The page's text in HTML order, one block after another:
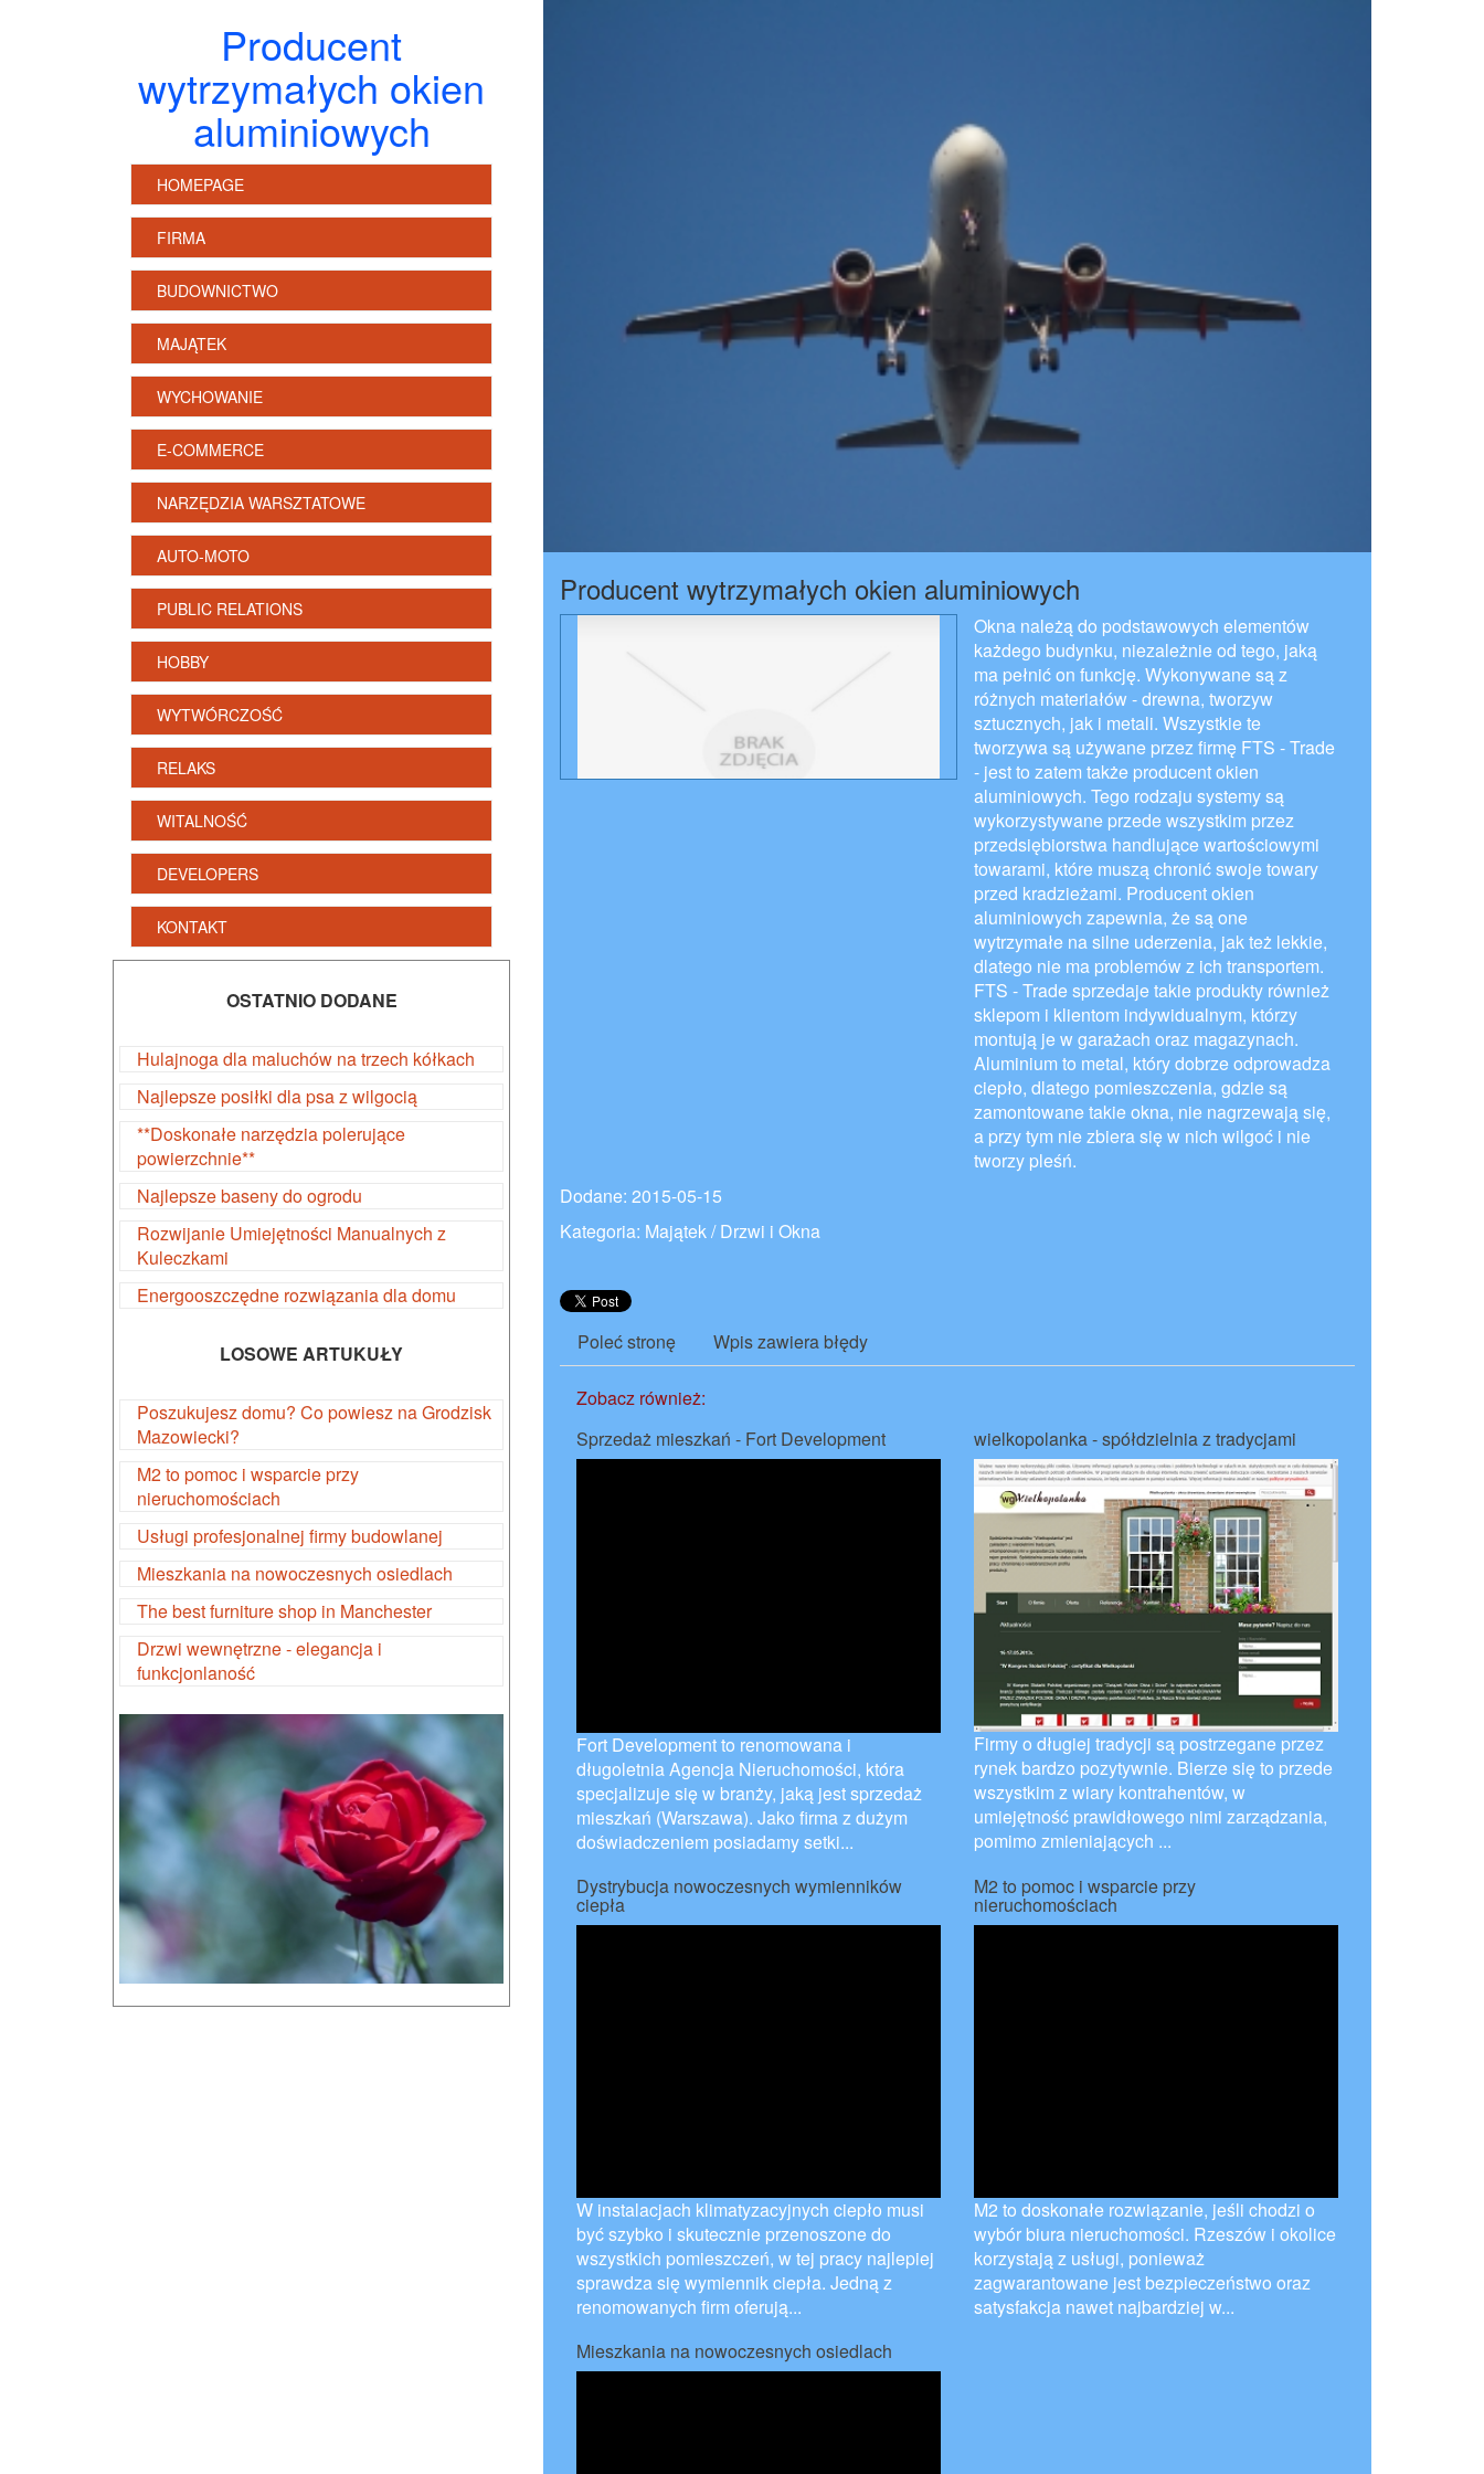
Producent
wytrzymałych okien
aluminiowych
HOMEPAGE
FIRMA
BUDOWNICTWO
MAJĄTEK
WYCHOWANIE
E-COMMERCE
NARZĘDZIA WARSZTATOWE
AUTO-MOTO
PUBLIC RELATIONS
HOBBY
WYTWÓRCZOŚĆ
RELAKS
WITALNOŚĆ
DEVELOPERS
KONTAKT
OSTATNIO DODANE
Hulajnoga dla maluchów na trzech kółkach
Najlepsze posiłki dla psa z wilgocią
**Doskonałe narzędzia polerujące
powierzchnie**
Najlepsze baseny do ogrodu
Rozwijanie Umiejętności Manualnych z
Kuleczkami
Energooszczędne rozwiązania dla domu
LOSOWE ARTUKUŁY
Poszukujesz domu? Co powiesz na Grodzisk
Mazowiecki?
M2 to pomoc i wsparcie przy
nieruchomościach
Usługi profesjonalnej firmy budowlanej
Mieszkania na nowoczesnych osiedlach
The best furniture shop in Manchester
Drzwi wewnętrzne - elegancja i
funkcjonlaność
Producent wytrzymałych okien aluminiowych
Okna należą do podstawowych elementów
każdego budynku, niezależnie od tego, jaką
ma pełnić on funkcję. Wykonywane są z
różnych materiałów - drewna, tworzyw
sztucznych, jak i metali. Wszystkie te
tworzywa są używane przez firmę FTS - Trade
- jest to zatem także producent okien
aluminiowych. Tego rodzaju systemy są
wykorzystywane przede wszystkim przez
przedsiębiorstwa handlujące wartościowymi
towarami, które muszą chronić swoje towary
przed kradzieżami. Producent okien
aluminiowych zapewnia, że są one
wytrzymałe na silne uderzenia, jak też lekkie,
dlatego nie ma problemów z ich transportem.
FTS - Trade sprzedaje takie produkty również
sklepom i klientom indywidualnym, którzy
montują je w garażach oraz magazynach.
Aluminium to metal, który dobrze odprowadza
ciepło, dlatego pomieszczenia, gdzie są
zamontowane takie okna, nie nagrzewają się,
a przy tym nie zbiera się w nich wilgoć i nie
tworzy pleśń.
Dodane: 2015-05-15
Kategoria: Majątek / Drzwi i Okna
Poleć stronę Wpis zawiera błędy
Zobacz również:
Sprzedaż mieszkań - Fort Development
Fort Development to renomowana i
długoletnia Agencja Nieruchomości, która
specjalizuje się w branży, jaką jest sprzedaż
mieszkań (Warszawa). Jako firma z dużym
doświadczeniem posiadamy setki...
wielkopolanka - spółdzielnia z tradycjami
Firmy o długiej tradycji są postrzegane przez
rynek bardzo pozytywnie. Bierze się to przede
wszystkim z wiary kontrahentów, w
umiejętność prawidłowego nimi zarządzania,
pomimo zmieniających ...
Dystrybucja nowoczesnych wymienników
ciepła
W instalacjach klimatyzacyjnych ciepło musi
być szybko i skutecznie przenoszone do
wszystkich pomieszczeń, w tej pracy najlepiej
sprawdza się wymiennik ciepła. Jedną z
renomowanych firm oferują...
M2 to pomoc i wsparcie przy
nieruchomościach
M2 to doskonałe rozwiązanie, jeśli chodzi o
wybór biura nieruchomości. Rzeszów i okolice
korzystają z usługi, ponieważ
zagwarantowane jest bezpieczeństwo oraz
satysfakcja nawet najbardziej w...
Mieszkania na nowoczesnych osiedlach